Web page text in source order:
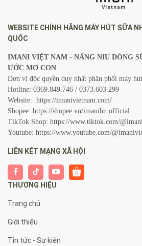
nghệ
WEBSITE CHÍNH HÃNG MÁY HÚT SỮA
QUỐC
IMANI VIỆT NAM - NÂNG NIU DÒNG
ƯỚC MƠ CON
Đơn vị độc quyền duy nhất phân phối máy
Hotline: 0369.849.746 / 0373.603.299
Website: https://imanivietnam.com/
Shopee: https://shopee.vn/imanihn.official
TikTok Shop: https://www.tiktok.com/
Youtube: https://www.youtube.com/
LIÊN KẾT MẠNG XÃ HỘI
THƯƠNG HIỆU
Trang chủ
Giới thiệu
Tin tức - Sự kiện